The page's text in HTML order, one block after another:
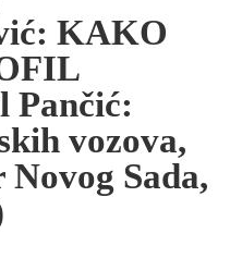
KAKO
Pančić:
vozova,
Sada,